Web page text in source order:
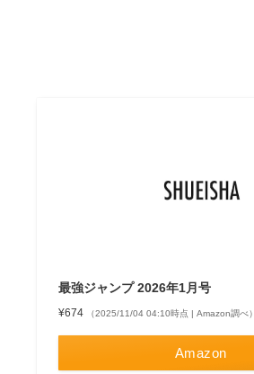
最強ジャンプ 2026年1月号
¥674 （2025/11/04 04:10時点 | Amazon調べ）
Amazon